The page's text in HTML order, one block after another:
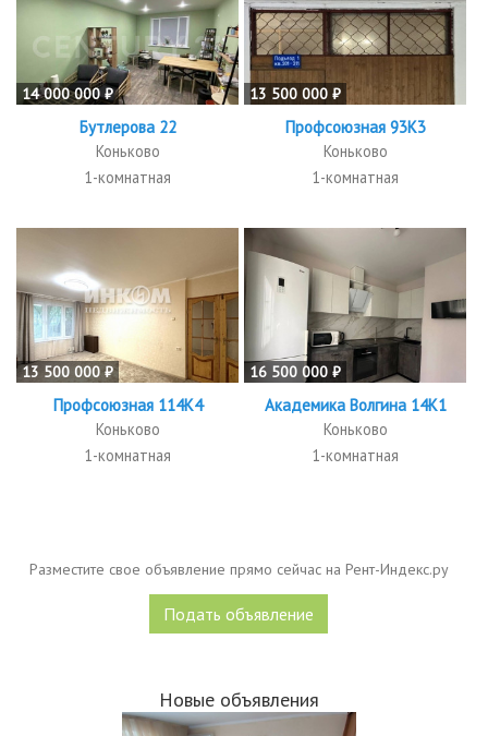
14 000 000 ₽
Бутлерова 22
Коньково
1-комнатная
13 500 000 ₽
Профсоюзная 93К3
Коньково
1-комнатная
13 500 000 ₽
Профсоюзная 114К4
Коньково
1-комнатная
16 500 000 ₽
Академика Волгина 14К1
Коньково
1-комнатная
Разместите свое объявление прямо сейчас на Рент-Индекс.ру
Подать объявление
Новые объявления